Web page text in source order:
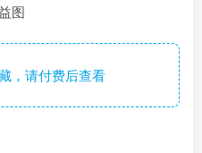
图
，请付费后查看